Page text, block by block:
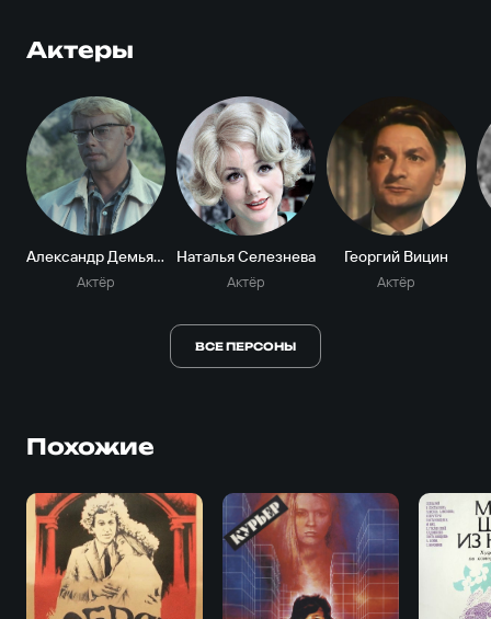
Актеры
Александр Демьяненко
Актёр
Наталья Селезнева
Актёр
Георгий Вицин
Актёр
ВСЕ ПЕРСОНЫ
Похожие